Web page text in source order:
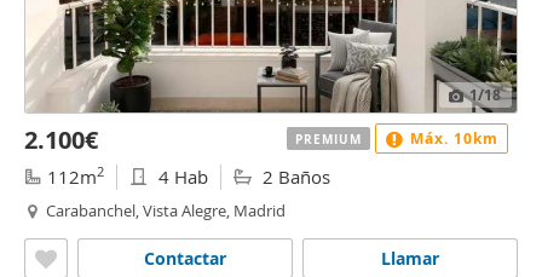
1/18
2.100€
112m2 4 Hab 2 Baños
Carabanchel, Vista Alegre, Madrid
Llamar
Contactar
PREMIUM Máx. 10km